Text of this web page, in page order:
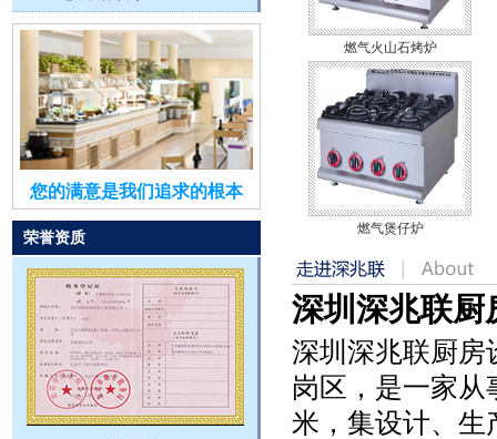
您的满意是我们追求的根本
荣誉资质
燃气火山石烤炉
燃气煲仔炉
深圳深兆联厨
深圳深兆联厨房
岗区，是一家从
米，集设计、生